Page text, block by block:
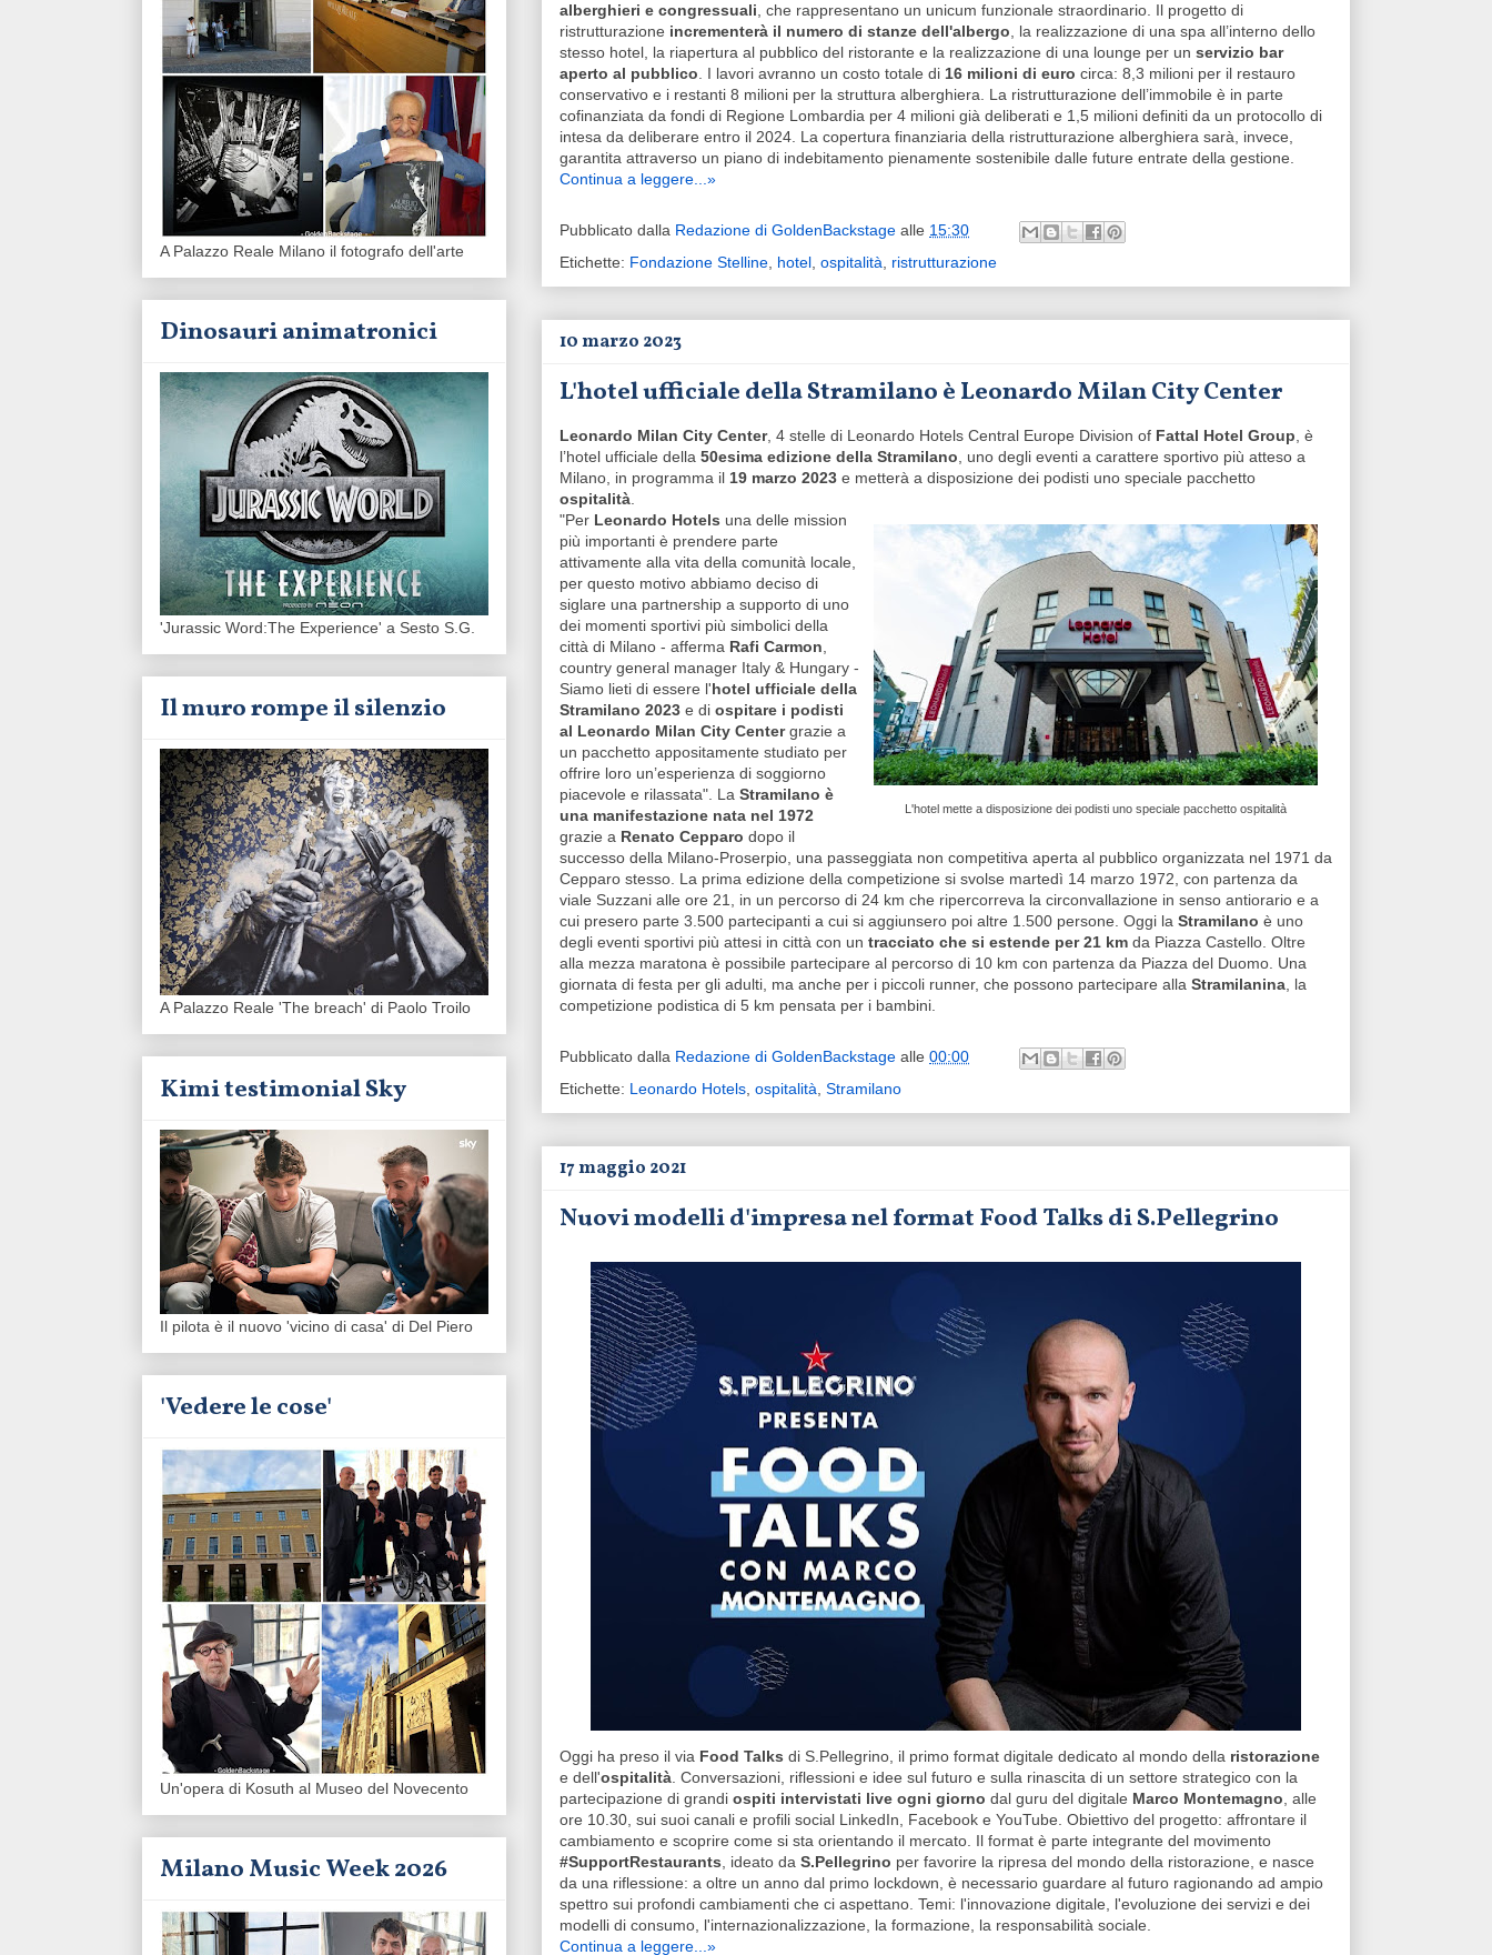
alberghieri e congressuali, che rappresentano un unicum funzionale straordinario. Il progetto di
ristrutturazione incrementerà il numero di stanze dell'albergo, la realizzazione di una spa all’interno dello
stesso hotel, la riapertura al pubblico del ristorante e la realizzazione di una lounge per un servizio bar
aperto al pubblico. I lavori avranno un costo totale di 16 milioni di euro circa: 8,3 milioni per il restauro
conservativo e i restanti 8 milioni per la struttura alberghiera. La ristrutturazione dell’immobile è in parte
cofinanziata da fondi di Regione Lombardia per 4 milioni già deliberati e 1,5 milioni definiti da un protocollo di
intesa da deliberare entro il 2024. La copertura finanziaria della ristrutturazione alberghiera sarà, invece,
garantita attraverso un piano di indebitamento pienamente sostenibile dalle future entrate della gestione.
Continua a leggere...»
Pubblicato dalla Redazione di GoldenBackstage alle 15:30
Etichette: Fondazione Stelline, hotel, ospitalità, ristrutturazione
10 marzo 2023
L'hotel ufficiale della Stramilano è Leonardo Milan City Center
Leonardo Milan City Center, 4 stelle di Leonardo Hotels Central Europe Division of Fattal Hotel Group, è
l’hotel ufficiale della 50esima edizione della Stramilano, uno degli eventi a carattere sportivo più atteso a
Milano, in programma il 19 marzo 2023 e metterà a disposizione dei podisti uno speciale pacchetto
ospitalità.
L'hotel mette a disposizione dei podisti uno speciale pacchetto ospitalità
"Per Leonardo Hotels una delle mission
più importanti è prendere parte
attivamente alla vita della comunità locale,
per questo motivo abbiamo deciso di
siglare una partnership a supporto di uno
dei momenti sportivi più simbolici della
città di Milano - afferma Rafi Carmon,
country general manager Italy & Hungary -
Siamo lieti di essere l'hotel ufficiale della
Stramilano 2023 e di ospitare i podisti
al Leonardo Milan City Centergrazie a
un pacchetto appositamente studiato per
offrire loro un’esperienza di soggiorno
piacevole e rilassata". La Stramilano è
una manifestazione nata nel 1972
grazie a Renato Cepparo dopo il
successo della Milano-Proserpio, una passeggiata non competitiva aperta al pubblico organizzata nel 1971 da
Cepparo stesso. La prima edizione della competizione si svolse martedì 14 marzo 1972, con partenza da
viale Suzzani alle ore 21, in un percorso di 24 km che ripercorreva la circonvallazione in senso antiorario e a
cui presero parte 3.500 partecipanti a cui si aggiunsero poi altre 1.500 persone. Oggi la Stramilano è uno
degli eventi sportivi più attesi in città con un tracciato che si estende per 21 km da Piazza Castello. Oltre
alla mezza maratona è possibile partecipare al percorso di 10 km con partenza da Piazza del Duomo. Una
giornata di festa per gli adulti, ma anche per i piccoli runner, che possono partecipare alla Stramilanina, la
competizione podistica di 5 km pensata per i bambini.
Pubblicato dalla Redazione di GoldenBackstage alle 00:00
Etichette: Leonardo Hotels, ospitalità, Stramilano
17 maggio 2021
Nuovi modelli d'impresa nel format Food Talks di S.Pellegrino
Oggi ha preso il via Food Talks di S.Pellegrino, il primo format digitale dedicato al mondo della ristorazione
e dell'ospitalità. Conversazioni, riflessioni e idee sul futuro e sulla rinascita di un settore strategico con la
partecipazione di grandi ospiti intervistati live ogni giorno dal guru del digitale Marco Montemagno, alle
ore 10.30, sui suoi canali e profili social LinkedIn, Facebook e YouTube. Obiettivo del progetto: affrontare il
cambiamento e scoprire come si sta orientando il mercato. Il format è parte integrante del movimento
#SupportRestaurants, ideato da S.Pellegrino per favorire la ripresa del mondo della ristorazione, e nasce
da una riflessione: a oltre un anno dal primo lockdown, è necessario guardare al futuro ragionando ad ampio
spettro sui profondi cambiamenti che ci aspettano. Temi: l'innovazione digitale, l'evoluzione dei servizi e dei
modelli di consumo, l'internazionalizzazione, la formazione, la responsabilità sociale.
Continua a leggere...»
A Palazzo Reale Milano il fotografo dell'arte
Dinosauri animatronici
'Jurassic Word:The Experience' a Sesto S.G.
Il muro rompe il silenzio
A Palazzo Reale 'The breach' di Paolo Troilo
Kimi testimonial Sky
Il pilota è il nuovo 'vicino di casa' di Del Piero
'Vedere le cose'
Un'opera di Kosuth al Museo del Novecento
Milano Music Week 2026